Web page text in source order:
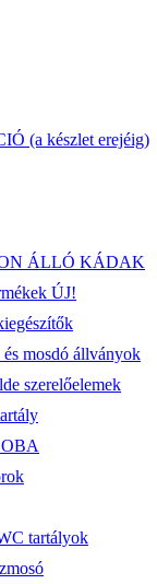
(a készlet erejéig)
ÁLLÓ KÁDAK
ÚJ!
mosdó állványok
szerelőelemek
tartályok